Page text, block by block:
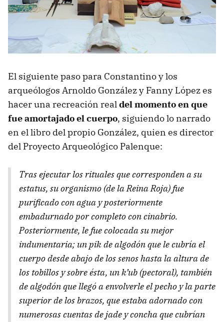
El siguiente paso para Constantino y los
arqueólogos Arnoldo González y Fanny López es
hacer una recreación realdel momento en que
fue amortajado el cuerpo, siguiendo lo narrado
en el libro del propio González, quien es director
del Proyecto Arqueológico Palenque:
Tras ejecutar los rituales que corresponden a su
estatus, su organismo (de la Reina Roja) fue
purificado con agua y posteriormente
embadurnado por completo con cinabrio.
Posteriormente, le fue colocada su mejor
indumentaria; un pik de algodón que le cubría el
cuerpo desde abajo de los senos hasta la altura de
los tobillos y sobre ésta, un k’ub (pectoral), también
de algodón que llegó a envolverle el pecho y la parte
superior de los brazos, que estaba adornado con
numerosas cuentas de jade y concha que cubrían